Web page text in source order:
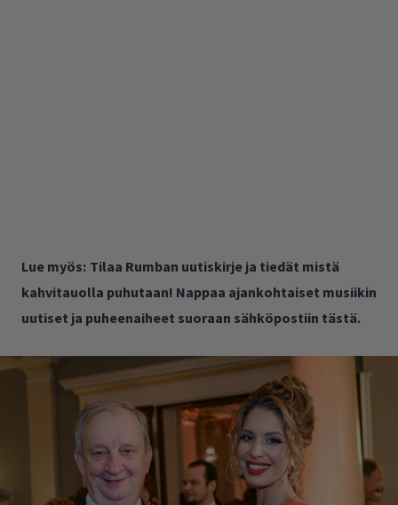
Lue myös: Tilaa Rumban uutiskirje ja tiedät mistä
kahvitauolla puhutaan! Nappaa ajankohtaiset musiikin
uutiset ja puheenaiheet suoraan sähköpostiin tästä.